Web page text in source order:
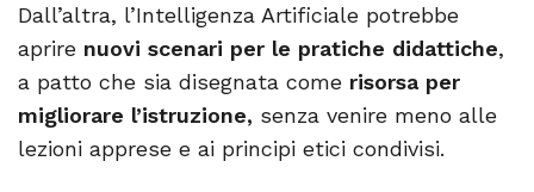
Dall’altra, l’Intelligenza Artificiale potrebbe
aprire nuovi scenari per le pratiche didattiche,
a patto che sia disegnata come risorsa per
migliorare l’istruzione, senza venire meno alle
lezioni apprese e ai principi etici condivisi.